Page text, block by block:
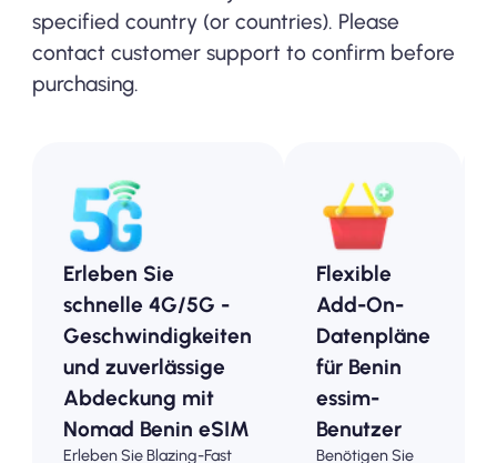
specified country (or countries). Please
contact customer support to confirm before
purchasing.
Erleben Sie
schnelle 4G/5G -
Geschwindigkeiten
und zuverlässige
Abdeckung mit
Nomad Benin eSIM
Erleben Sie Blazing-Fast
Flexible
Add-On-
Datenpläne
für Benin
essim-
Benutzer
Benötigen Sie